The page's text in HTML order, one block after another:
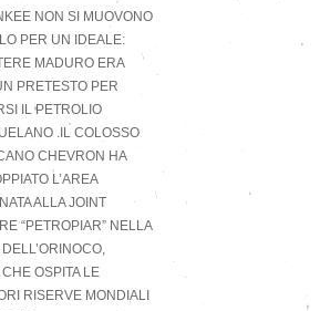
NON SI MUOVONO
PER UN IDEALE:
MADURO ERA
PRETESTO PER
IL PETROLIO
.IL COLOSSO
CHEVRON HA
L’AREA
ALLA JOINT
“PETROPIAR” NELLA
DELL’ORINOCO,
CHE OSPITA LE
RISERVE MONDIALI